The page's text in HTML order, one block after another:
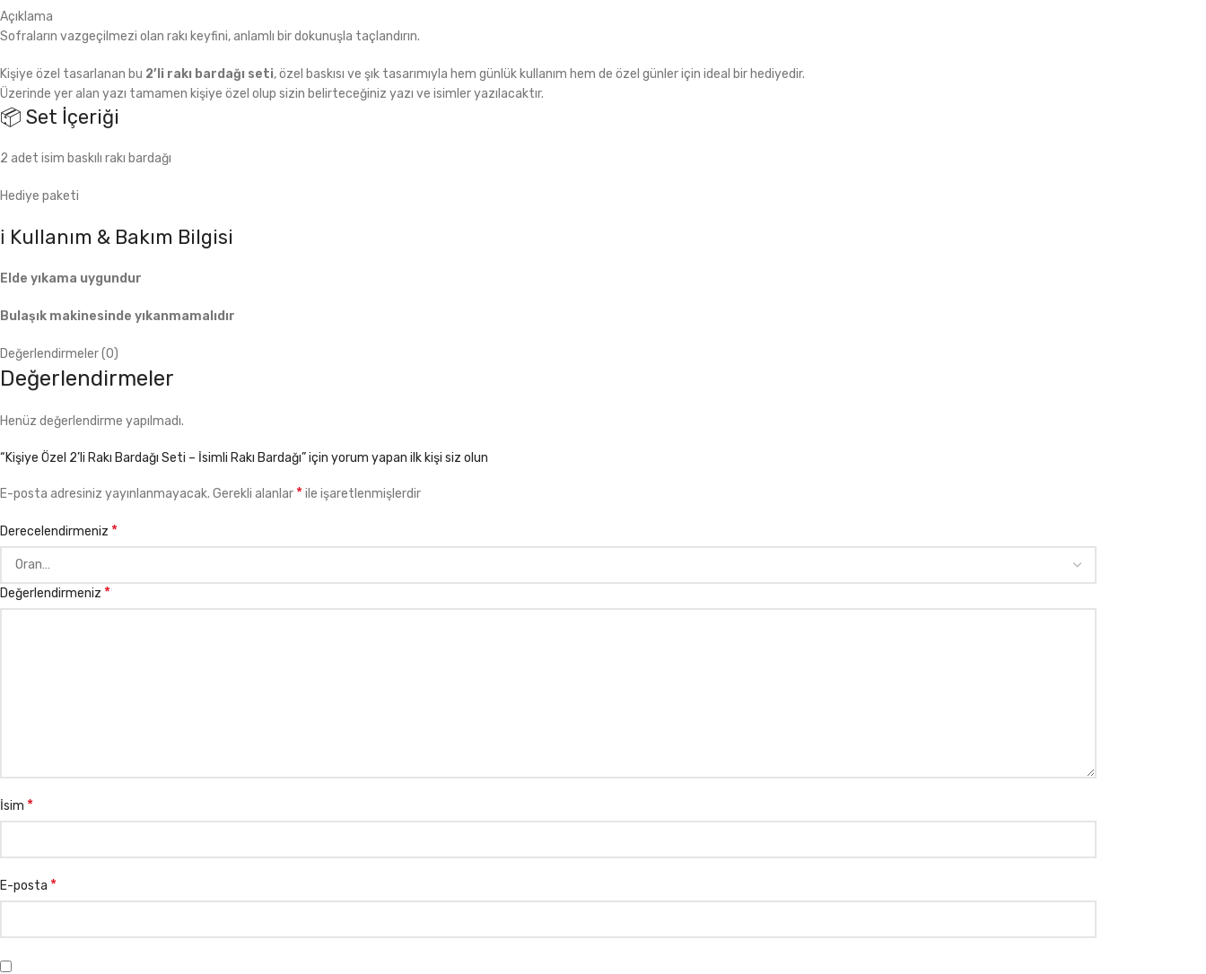
Açıklama
Sofraların vazgeçilmezi olan rakı keyfini, anlamlı bir dokunuşla taçlandırın.
Kişiye özel tasarlanan bu 2’li rakı bardağı seti, özel baskısı ve şık tasarımıyla hem günlük kullanım hem de özel günler için ideal bir hediyedir.
Üzerinde yer alan yazı tamamen kişiye özel olup sizin belirteceğiniz yazı ve isimler yazılacaktır.
📦 Set İçeriği
2 adet isim baskılı rakı bardağı
Hediye paketi
ℹ️ Kullanım & Bakım Bilgisi
Elde yıkama uygundur
Bulaşık makinesinde yıkanmamalıdır
Değerlendirmeler (0)
Değerlendirmeler
Henüz değerlendirme yapılmadı.
“Kişiye Özel 2’li Rakı Bardağı Seti – İsimli Rakı Bardağı” için yorum yapan ilk kişi siz olun
E-posta adresiniz yayınlanmayacak. Gerekli alanlar *ile işaretlenmişlerdir
Derecelendirmeniz *
Değerlendirmeniz *
İsim *
E-posta *